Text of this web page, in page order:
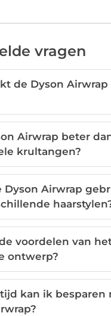
vragen
de Dyson Airwrap
Airwrap beter
krultangen?
Dyson Airwrap
voordelen van
ontwerp?
kan ik besparen